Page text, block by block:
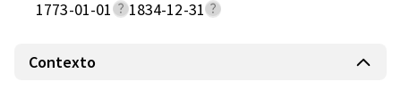
1773-01-01 1834-12-31
Contexto